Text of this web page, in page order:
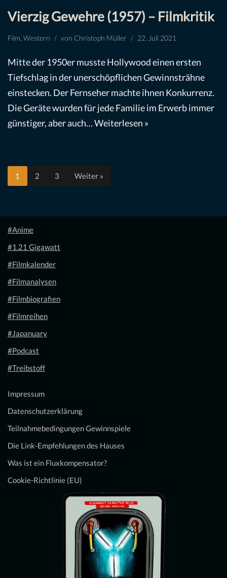
Vierzig Gewehre (1957) – Filmkritik
Film Western von Christoph Müller 22. Juli 2021
Mitte der 1950er musste Hollywood einen ersten
Tiefschlag in der unerschöpflichen Gewinnsträhne
einstecken. Der Fernseher machte ihnen Konkurrenz.
Die Geräte wurden für jede Familie im Erwerb immer
günstiger, aber auch…Weiterlesen »
1 2 3 Weiter »
#Anime
#1.21 Gigawatt
#Filmkalender
#Filmanalysen
#Filmbiografien
#Filmreihen
#Japanuary
#Podcast
#Treibstoff
Impressum
Datenschutzerklärung
Teilnahmebedingungen Gewinnspiele
Die Link-Empfehlungen des Hauses
Was ist ein Fluxkompensator?
Cookie-Richtlinie (EU)